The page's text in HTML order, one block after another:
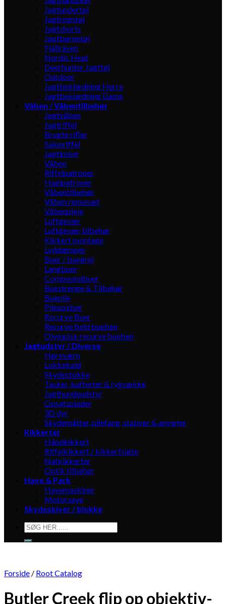
Jagtundertøj
Jagtregntøj
Jagtshorts
Jagtbørnetøj
Fjällräven
Nordic Heat
Deerhunter Jagttøj
Outdoor
Jagtbeklædning Herre
Jagtbeklædning Dame
Våben / Våbentilbehør
Jagtvåben
Jagtriffel
Brugte rifler
Salonriffel
Jagtknive
Våben
Riffelpatroner
Haglpatroner
Våbentilbehør
Våben rensesæt
Våbenpleje
Luftgevær
Luftgevær tilbehør
Kikkert montage
Lyddæmper
Buer / buegrej
Langbuer
Compoundbuer
Buestrenge & Tilbehør
Buepile
Pilespidser
Recurve Buer
Recurve field bueben
Olympisk recurve bueben
Jagtudstyr / Diverse
Høreværn
Lokkekald
Skydestokke
Tasker, kufferter & rygsække
Jagthundeudstyr
Opsatsplader
3D dyr
Skydemåtter, pilefang, stativer & ansigter
Kikkerter
Håndkikkert
Riffelkikkert / kikkertsigte
Natkikkerter
Optik tilbehør
Have & Park
Havemaskiner
Motorsave
Skydeskiver / blokke
Søg
efter:
Forside / Root Catalog
Butler Creek flip op objektiv-